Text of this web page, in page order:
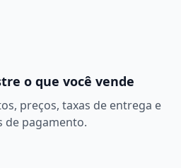
o que você vende
preços, taxas de entrega e
de pagamento.